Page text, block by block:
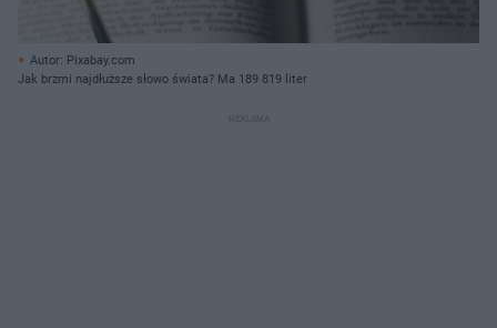
Autor: Pixabay.com
Jak brzmi najdłuższe słowo świata? Ma 189 819 liter